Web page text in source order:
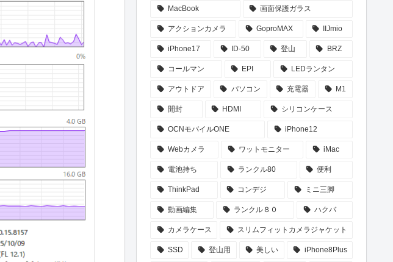
MacBook 画面保護ガラス
アクションカメラ GoproMAX IIJmio
iPhone17 ID-50 登山 BRZ
コールマン EPI LEDランタン
アウトドア パソコン 充電器 M1
開封 HDMI シリコンケース
OCNモバイルONE iPhone12
Webカメラ ワットモニター iMac
電池持ち ランクル80 便利
ThinkPad コンデジ ミニ三脚
動画編集 ランクル８０ ハクバ
カメラケース スリムフィットカメラジャケット
SSD 登山用 美しい iPhone8Plus